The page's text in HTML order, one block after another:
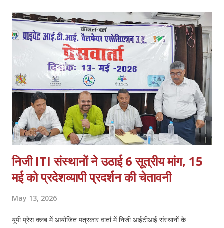
निजी ITI संस्थानों ने उठाई 6 सूत्रीय मांग, 15
मई को प्रदेशव्यापी प्रदर्शन की चेतावनी
May 13, 2026
यूपी प्रेस क्लब में आयोजित पत्रकार वार्ता में निजी आईटीआई संस्थानों के